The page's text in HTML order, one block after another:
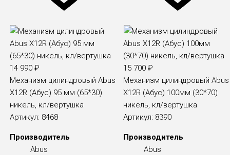
14 990₽
Механизм цилиндровый Abus
X12R (Абус) 95 мм (65*30)
никель, кл/вертушка
Артикул: 8468
Производитель
Abus
15 700₽
Механизм цилиндровый Abus
X12R (Абус) 100мм (30*70)
никель, кл/вертушка
Артикул: 8390
Производитель
Abus